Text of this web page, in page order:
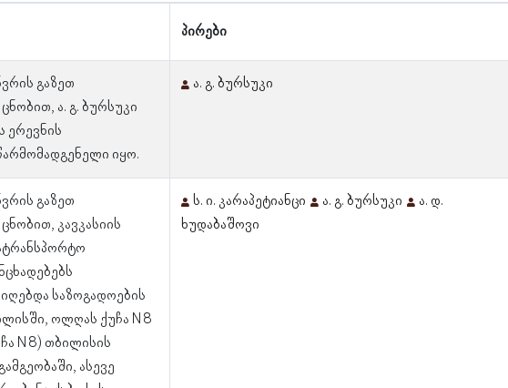
პირები
გაზეთ
ა. გ. ბურსუკი
ერევნის
იყო.
ა. გ. ბურსუკი
გაზეთ
კავკასიის
საზოგადოების
ოლღას ქუჩა N 8
N 8) თბილისის
ასევე
ს. ი. კარაპეტიანცი ა. გ. ბურსუკი
ა. დ.
ხუდაბაშოვი